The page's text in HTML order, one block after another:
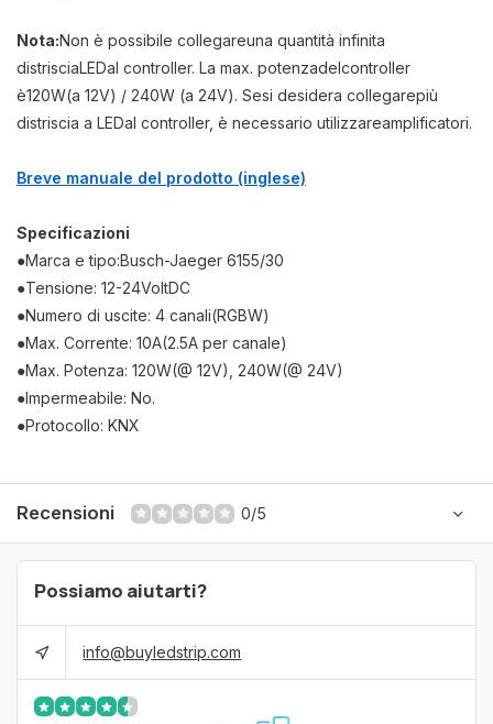
Nota:Non è possibile collegareuna quantità infinita
distrisciaLEDal controller. La max. potenzadelcontroller
è120W(a 12V) / 240W (a 24V). Sesi desidera collegarepiù
distriscia a LEDal controller, è necessario utilizzareamplificatori.
Breve manuale del prodotto (inglese)
Specificazioni
●Marca e tipo:Busch-Jaeger 6155/30
●Tensione: 12-24VoltDC
●Numero di uscite: 4 canali(RGBW)
●Max. Corrente: 10A(2.5A per canale)
●Max. Potenza: 120W(@ 12V), 240W(@ 24V)
●Impermeabile: No.
●Protocollo: KNX
Recensioni 0/5
Possiamo aiutarti?
info@buyledstrip.com